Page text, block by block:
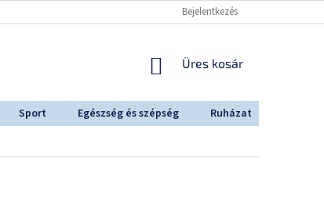
Bejelentkezés
KOSÁR
Üres kosár
Sport Egészség és szépség Ruházat